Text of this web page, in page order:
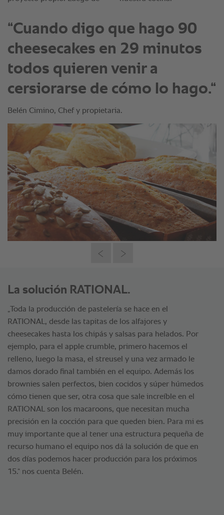
“Cuando digo que hago 90
cheesecakes en 29 minutos
todos quieren venir a
cersiorarse de cómo lo hago.“
Belén Cimino, Chef y propietaria.
La solución RATIONAL.
„Toda la producción de pastelería se hace en el
RATIONAL, desde las tapitas de los alfajores y
cheesecakes hasta los chipás y salsas para helados. Por
ejemplo, para el apple crumble, primero hacemos el
relleno, luego la masa, el streusel y una vez armado le
damos dorado final también en el equipo. Además los
brownies salen perfectos, bien cocidos y súper húmedos
cómo tienen que ser, otra cosa que sale increíble en el
RATIONAL son los macaroons, que necesitan mucha
precisión en la cocción para que queden bien. Para mi es
muy importante que al tener una estructura pequeña de
recurso humano el equipo nos dá la solución de que en
dos días podemos hacer producción para los próximos
15.“ nos cuenta Belén.